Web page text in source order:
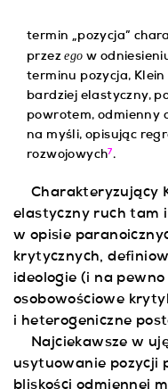
termin „pozycja”
przezego w
terminu pozycja, Klein
bardziej elastyczny,
powrotem, odmienny
na myśli, opisując
rozwojowych7.
Charakteryzujący
elastyczny ruch tam
w opisie
krytycznych,
ideologie (i na
osobowościowe
i heterogeniczne
Najciekawsze w
usytuowanie pozycji